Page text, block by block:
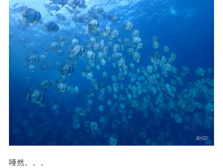
唖然。。。